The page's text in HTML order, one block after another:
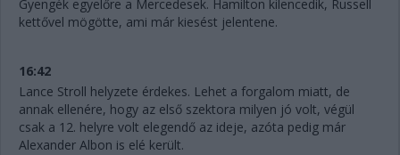
Gyengék egyelőre a Mercedesek. Hamilton kilencedik, Russell
kettővel mögötte, ami már kiesést jelentene.
16:42
Lance Stroll helyzete érdekes. Lehet a forgalom miatt, de
annak ellenére, hogy az első szektora milyen jó volt, végül
csak a 12. helyre volt elegendő az ideje, azóta pedig már
Alexander Albon is elé került.